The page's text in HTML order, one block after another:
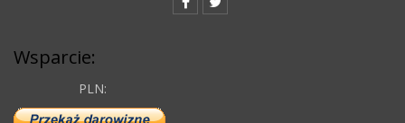
Wsparcie:
PLN: